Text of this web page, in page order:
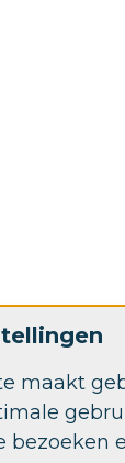
maakt
bezoeken